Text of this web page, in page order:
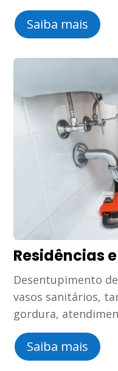
Saiba mais
Residências
Desentupimento
vasos sanitários,
gordura,
Saiba mais